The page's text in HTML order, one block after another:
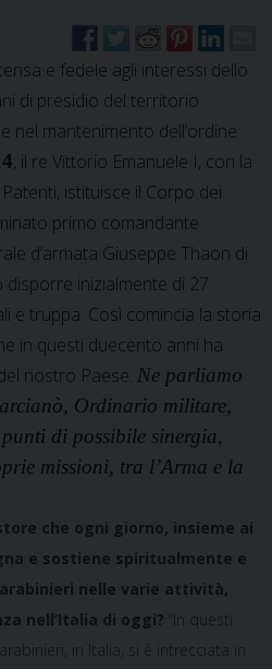
e fedele agli interessi dello
di presidio del territorio
nel mantenimento dell’ordine
, il re Vittorio Emanuele I, con la
istituisce il Corpo dei
primo comandante
d’armata Giuseppe Thaon di
disporre inizialmente di 27
e truppa. Così comincia la storia
in questi duecento anni ha
nostro Paese. Ne parliamo
Ordinario militare,
di possibile sinergia,
missioni, tra l’Arma e la
che ogni giorno, insieme ai
e sostiene spiritualmente e
nelle varie attività,
nell’Italia di oggi? “In questi
in Italia, si è intrecciata in